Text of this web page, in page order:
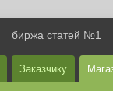
биржа статей №1
Заказчику